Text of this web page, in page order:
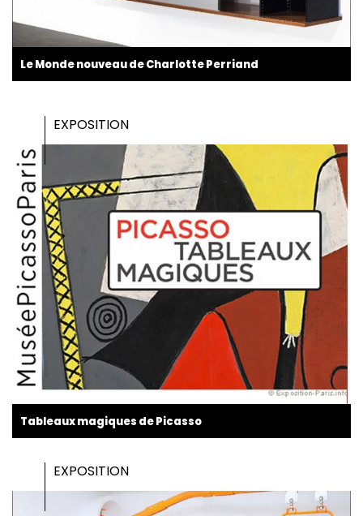
Le Monde nouveau de Charlotte Perriand
EXPOSITION
Tableaux magiques de Picasso
EXPOSITION